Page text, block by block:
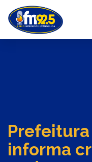
Previous
informa